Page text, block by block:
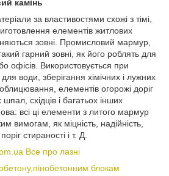
камінь
за властивостями схожі з тімі,
елементів житлових
зовні. Промисловий мармур,
гарний зовні, як його роблять для
офісів. Використовується при
води, зберігання хімічних і лужних
елементів огорожі доріг
шпал, східців і багатьох інших
всі ці елементи з литого мармур
вимогам, як міцність, надійність,
стираності і т. Д.
Все про лазні
блокам